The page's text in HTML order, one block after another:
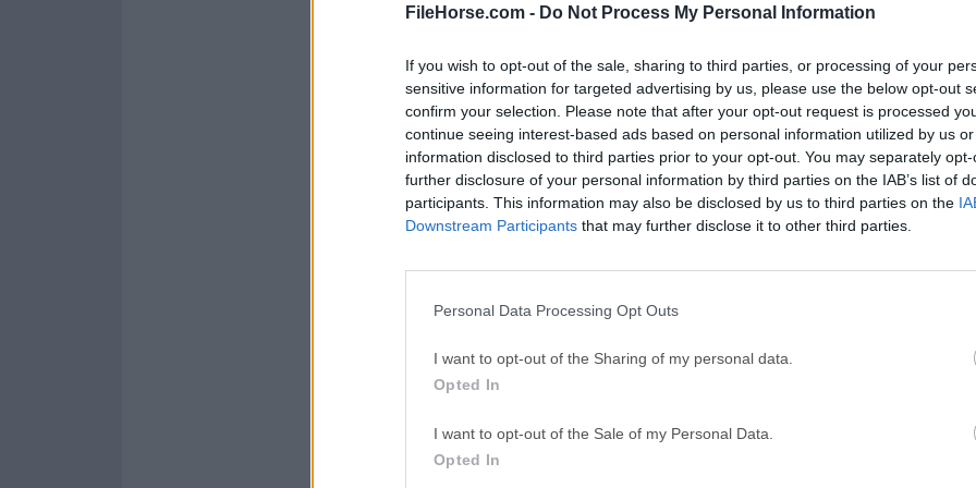
FileHorse.com - Do Not Process My Personal Information
If you wish to opt-out of the sale, sharing to third parties, or processing of your
sensitive information for targeted advertising by us, please use the below opt-out
confirm your selection. Please note that after your opt-out request is processed
continue seeing interest-based ads based on personal information utilized by us
information disclosed to third parties prior to your opt-out. You may separately
further disclosure of your personal information by third parties on the IAB’s list of
participants. This information may also be disclosed by us to third parties on the
Downstream Participants that may further disclose it to other third parties.
Personal Data Processing Opt Outs
I want to opt-out of the Sharing of my personal data.
Opted In
I want to opt-out of the Sale of my Personal Data.
Opted In
Opera 134.0 Build 5954.26 Adobe Photoshop CC 2026 27.9.1
WPS Office
WPS Office
Adobe Acrobat
Adobe Acrobat Pro 2026.001.21771 Cleamio 3.4.0
Malwarebytes
Malwarebytes 5.25.2
TradingView
TradingView - Track All Markets CleanMyMac X
AdGuard VPN
AdGuard VPN for Mac 2.9.0
LockWiper
iMyFone LockWiper 8.1.3 EaseUS
MacPilot te da el poder de UNIX y la simplicidad de Macintosh, lo que significa una
de poder sin explotar en tus manos. ¡Usa MacPilot para desbloquear más de 1,200
a todas ellas con la interfaz de usuario de Macintosh, fácil y familiar.¡Sin
comandos ni operaciones de archivo complicadas!Muestra archivos ocultos en el
sonido de inicio, añade espaciadores y pilas al Dock, cambia el formato de archivo